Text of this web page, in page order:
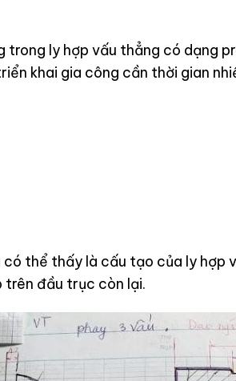
trong ly hợp vấu thẳng có dạng
khai gia công cần thời gian
có thể thấy là cấu tạo của ly hợp
đầu trục còn lại.